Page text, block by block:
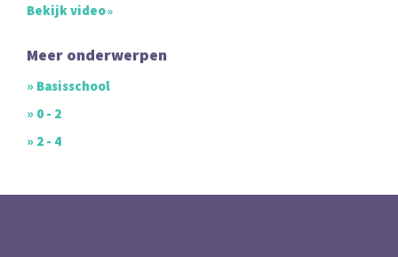
Bekijk video
Meer onderwerpen
» Basisschool
» 0 - 2
» 2 - 4